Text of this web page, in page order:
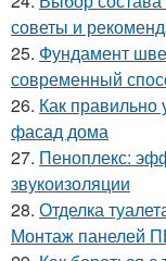
советы и
25. Фундамент
современный
26. Как правильно
фасад дома
27. Пеноплекс:
звукоизоляции
28. Отделка
Монтаж панелей